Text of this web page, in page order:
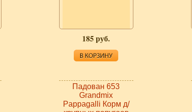
185 руб.
Падован 653
Grandmix
Pappagalli Корм д/